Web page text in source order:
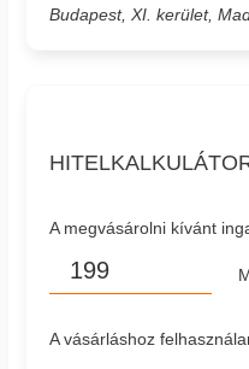
Budapest, XI. kerület,
A megvásárolni kívánt
A vásárláshoz